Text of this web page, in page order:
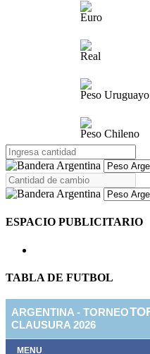
Euro
Real
Peso Uruguayo
Peso Chileno
ESPACIO PUBLICITARIO
TABLA DE FUTBOL